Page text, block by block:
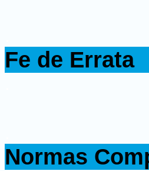
Fe de Errata
Normas